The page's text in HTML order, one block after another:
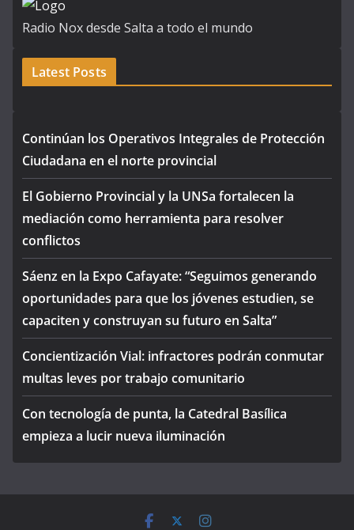
Radio Nox desde Salta a todo el mundo
Latest Posts
Continúan los Operativos Integrales de Protección
Ciudadana en el norte provincial
El Gobierno Provincial y la UNSa fortalecen la
mediación como herramienta para resolver
conflictos
Sáenz en la Expo Cafayate: “Seguimos generando
oportunidades para que los jóvenes estudien, se
capaciten y construyan su futuro en Salta”
Concientización Vial: infractores podrán conmutar
multas leves por trabajo comunitario
Con tecnología de punta, la Catedral Basílica
empieza a lucir nueva iluminación